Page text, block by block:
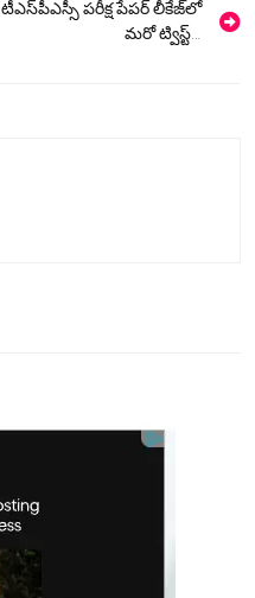
టీఎస్‌పీఎస్సీ పరీక్ష పేపర్‌ లీకేజ్‌లో
మరో ట్విస్ట్…